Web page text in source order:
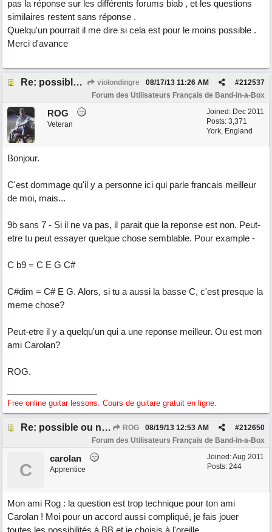
pas la réponse sur les différents forums biab , et les questions
similaires restent sans réponse .
Quelqu'un pourrait il me dire si cela est pour le moins possible .
Merci d'avance
Re: possible ou non ? "T 3 5 9b" violondingre #212537
08/17/13 11:26 AM
Forum des Utilisateurs Français de Band-in-a-Box
Joined: Dec 2011
Posts: 3,371
York, England
ROG
Veteran
Bonjour.
C'est dommage qu'il y a personne ici qui parle francais meilleur
de moi, mais...
9b sans 7 - Si il ne va pas, il parait que la reponse est non. Peut-
etre tu peut essayer quelque chose semblable. Pour example -
C b9 = C E G C#
C#dim = C# E G. Alors, si tu a aussi la basse C, c'est presque la
meme chose?
Peut-etre il y a quelqu'un qui a une reponse meilleur. Ou est mon
ami Carolan?
ROG.
Free online guitar lessons. Cours de guitare gratuit en ligne.
Re: possible ou non ? "T 3 5 9b" ROG #212650
08/19/13 12:53 AM
Forum des Utilisateurs Français de Band-in-a-Box
Joined:Aug 2011
Posts: 244
C
carolan
Apprentice
Mon ami Rog : la question est trop technique pour ton ami
Carolan ! Moi pour un accord aussi compliqué, je fais jouer
toutes les possibilités à BB et je choisis à l'oreille...